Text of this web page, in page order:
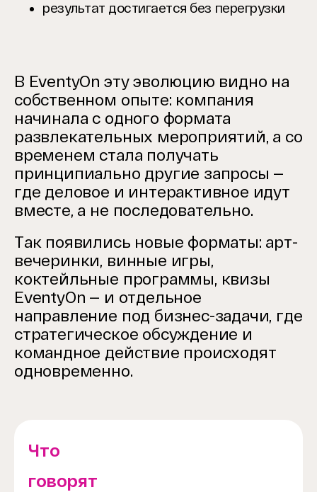
результат достигается без перегрузки
В EventyOn эту эволюцию видно на
собственном опыте: компания
начинала с одного формата
развлекательных мероприятий, а со
временем стала получать
принципиально другие запросы —
где деловое и интерактивное идут
вместе, а не последовательно.
Так появились новые форматы: арт-
вечеринки, винные игры,
коктейльные программы, квизы
EventyOn — и отдельное
направление под бизнес-задачи, где
стратегическое обсуждение и
командное действие происходят
одновременно.
Что
говорят